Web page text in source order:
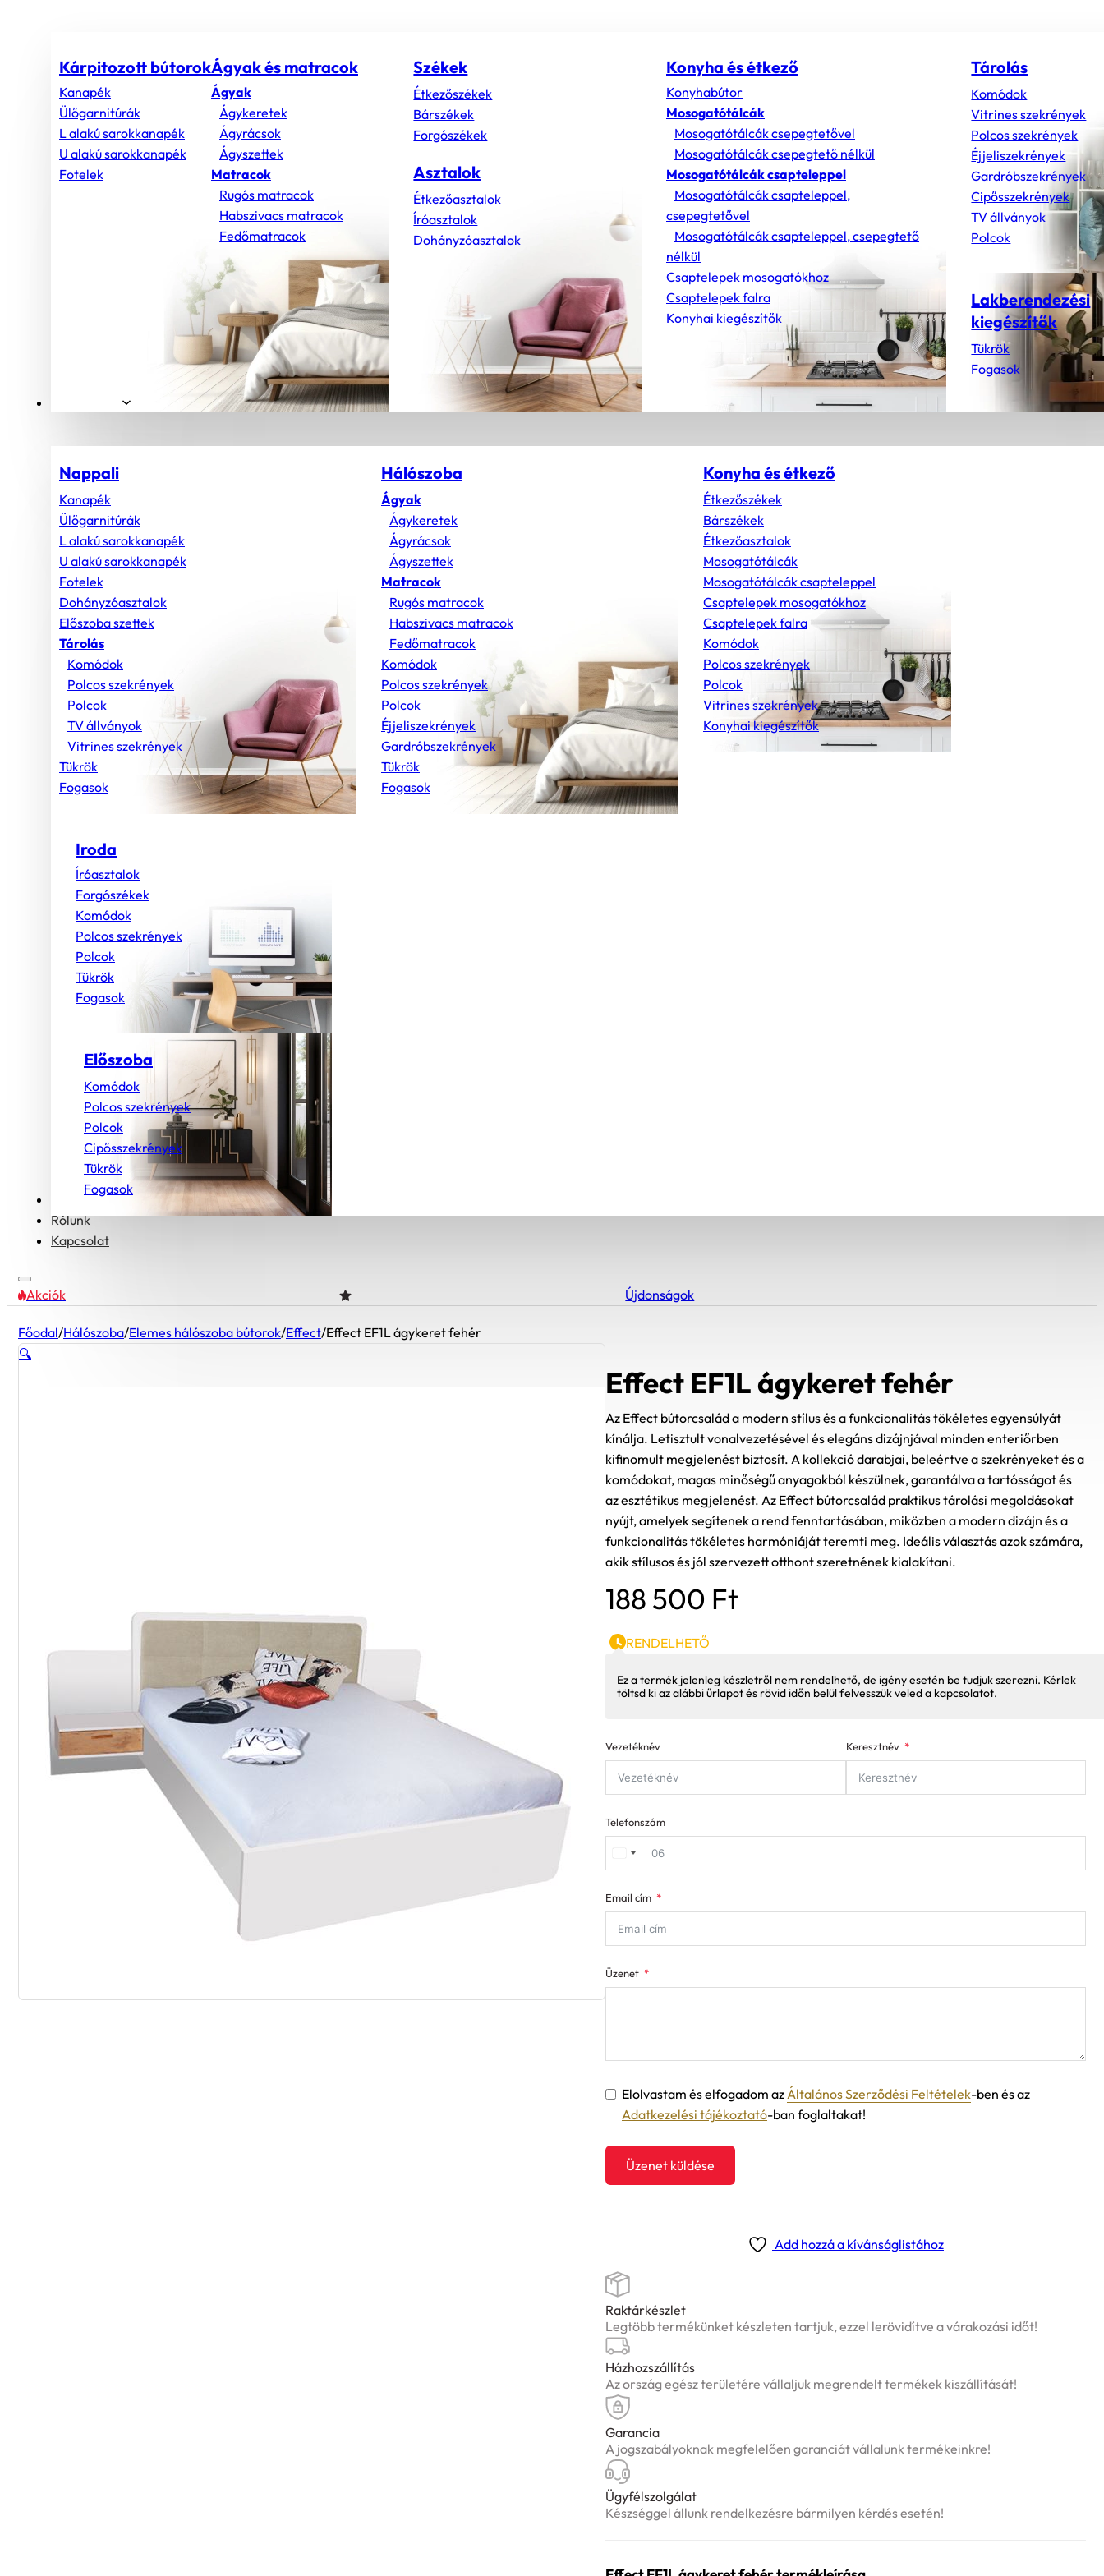
Kárpitozott bútorok
Kanapék
Ülőgarnitúrák
L alakú sarokkanapék
U alakú sarokkanapék
Fotelek
Ágyak és matracok
Ágyak
Ágykeretek
Ágyrácsok
Ágyszettek
Matracok
Rugós matracok
Habszivacs matracok
Fedőmatracok
Székek
Étkezőszékek
Bárszékek
Forgószékek
Asztalok
Étkezőasztalok
Íróasztalok
Dohányzóasztalok
Konyha és étkező
Konyhabútor
Mosogatótálcák
Mosogatótálcák csepegtetővel
Mosogatótálcák csepegtető nélkül
Mosogatótálcák csapteleppel
Mosogatótálcák csapteleppel,
csepegtetővel
Mosogatótálcák csapteleppel, csepegtető
nélkül
Csaptelepek mosogatókhoz
Csaptelepek falra
Konyhai kiegészítők
Tárolás
Komódok
Vitrines szekrények
Polcos szekrények
Éjjeliszekrények
Gardróbszekrények
Cipősszekrények
TV állványok
Polcok
Lakberendezési
kiegészítők
Tükrök
Fogasok
Nappali
Kanapék
Ülőgarnitúrák
L alakú sarokkanapék
U alakú sarokkanapék
Fotelek
Dohányzóasztalok
Előszoba szettek
Tárolás
Komódok
Polcos szekrények
Polcok
TV állványok
Vitrines szekrények
Tükrök
Fogasok
Hálószoba
Ágyak
Ágykeretek
Ágyrácsok
Ágyszettek
Matracok
Rugós matracok
Habszivacs matracok
Fedőmatracok
Komódok
Polcos szekrények
Polcok
Éjjeliszekrények
Gardróbszekrények
Tükrök
Fogasok
Konyha és étkező
Étkezőszékek
Bárszékek
Étkezőasztalok
Mosogatótálcák
Mosogatótálcák csapteleppel
Csaptelepek mosogatókhoz
Csaptelepek falra
Komódok
Polcos szekrények
Polcok
Vitrines szekrények
Konyhai kiegészítők
Iroda
Íróasztalok
Forgószékek
Komódok
Polcos szekrények
Polcok
Tükrök
Fogasok
Előszoba
Komódok
Polcos szekrények
Polcok
Cipősszekrények
Tükrök
Fogasok
Bútorcsaládok
Rólunk
Kapcsolat
Akciók Újdonságok
Főodal/Hálószoba/Elemes hálószoba bútorok/Effect/Effect EF1L ágykeret fehér
🔍
Effect EF1L ágykeret fehér
Az Effect bútorcsalád a modern stílus és a funkcionalitás tökéletes egyensúlyát
kínálja. Letisztult vonalvezetésével és elegáns dizájnjával minden enteriőrben
kifinomult megjelenést biztosít. A kollekció darabjai, beleértve a szekrényeket és a
komódokat, magas minőségű anyagokból készülnek, garantálva a tartósságot és
az esztétikus megjelenést. Az Effect bútorcsalád praktikus tárolási megoldásokat
nyújt, amelyek segítenek a rend fenntartásában, miközben a modern dizájn és a
funkcionalitás tökéletes harmóniáját teremti meg. Ideális választás azok számára,
akik stílusos és jól szervezett otthont szeretnének kialakítani.
188 500 Ft
RENDELHETŐ
Ez a termék jelenleg készletről nem rendelhető, de igény esetén be tudjuk szerezni. Kérlek
töltsd ki az alábbi űrlapot és rövid időn belül felvesszük veled a kapcsolatot.
Vezetéknév Keresztnév
Telefonszám
Email cím
Üzenet
Elolvastam és elfogadom az Általános Szerződési Feltételek-ben és az
Adatkezelési tájékoztató-ban foglaltakat!
Üzenet küldése
Add hozzá a kívánságlistához
Raktárkészlet
Legtöbb termékünket készleten tartjuk, ezzel lerövidítve a várakozási időt!
Házhozszállítás
Az ország egész területére vállaljuk megrendelt termékek kiszállítását!
Garancia
A jogszabályoknak megfelelően garanciát vállalunk termékeinkre!
Ügyfélszolgálat
Készséggel állunk rendelkezésre bármilyen kérdés esetén!